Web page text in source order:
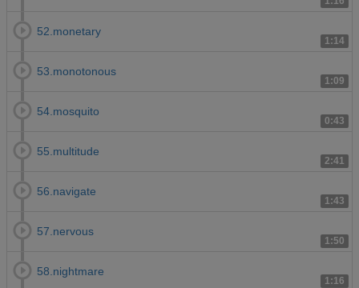
1:14
52.monetary
1:09
53.monotonous
0:43
54.mosquito
2:41
55.multitude
1:43
56.navigate
1:50
57.nervous
1:16
58.nightmare